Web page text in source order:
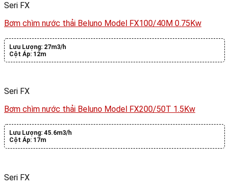
Seri FX
Bơm chìm nước thải Beluno Model FX100/40M 0.75Kw
Lưu Lượng: 27m3/h
Cột Áp: 12m
Seri FX
Bơm chìm nước thải Beluno Model FX200/50T 1.5Kw
Lưu Lượng: 45.6m3/h
Cột Áp: 17m
Seri FX